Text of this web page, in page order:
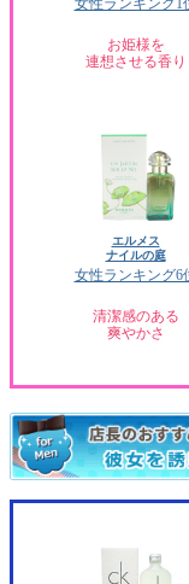
女性ランキング1
お姫様を
連想させる香り
エルメス
ナイルの庭
女性ランキング6
清潔感のある
爽やかさ